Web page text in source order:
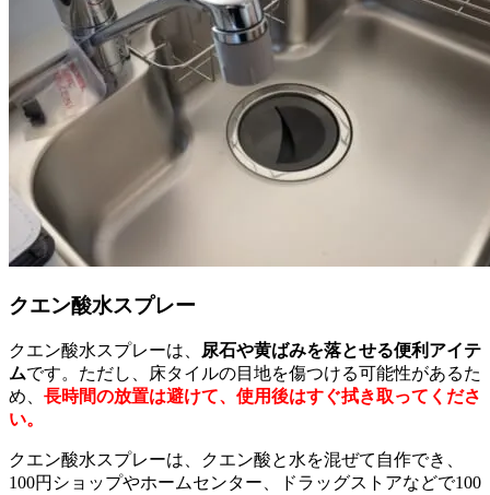
クエン酸水スプレー
クエン酸水スプレーは、
尿石や黄ばみを落とせる便利アイテ
ムです。ただし、床タイルの目地を傷つける可能性があるた
め、 長時間の放置は避けて、使用後はすぐ拭き取ってくださ
い。
クエン酸水スプレーは、クエン酸と水を混ぜて自作でき、
100円ショップやホームセンター、ドラッグストアなどで100